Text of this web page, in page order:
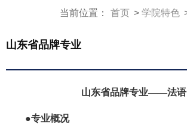
当前位置： 首页 学院特色
山东省品牌专业
山东省品牌专业——法语
●专业概况